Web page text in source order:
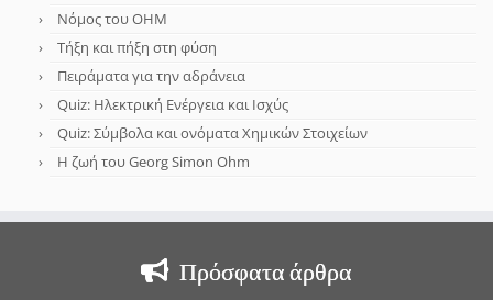
Νόμος του OHM
Τήξη και πήξη στη φύση
Πειράματα για την αδράνεια
Quiz: Ηλεκτρική Ενέργεια και Ισχύς
Quiz: Σύμβολα και ονόματα Χημικών Στοιχείων
Η ζωή του Georg Simon Ohm
Πρόσφατα άρθρα